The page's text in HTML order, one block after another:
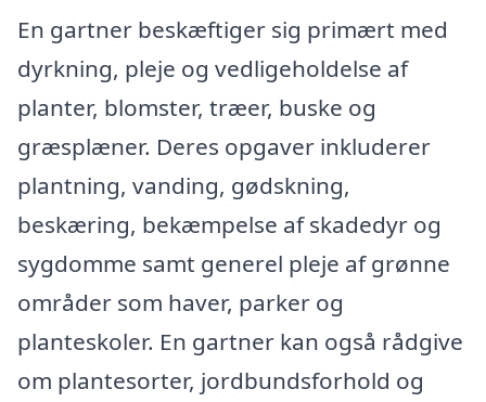
En gartner beskæftiger sig primært med
dyrkning, pleje og vedligeholdelse af
planter, blomster, træer, buske og
græsplæner. Deres opgaver inkluderer
plantning, vanding, gødskning,
beskæring, bekæmpelse af skadedyr og
sygdomme samt generel pleje af grønne
områder som haver, parker og
planteskoler. En gartner kan også rådgive
om plantesorter, jordbundsforhold og